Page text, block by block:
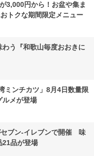
3,000円から！お盆や集ま
トクな期間限定メニュー
う『和歌山毎度おおきに
ミンチカツ」8月4日数量限
ルメが登場
ブン-イレブンで開催 味
21品が登場